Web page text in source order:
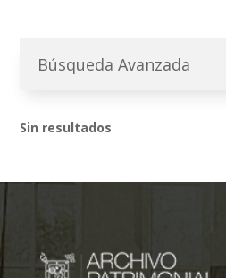
Búsqueda Avanzada
Sin resultados